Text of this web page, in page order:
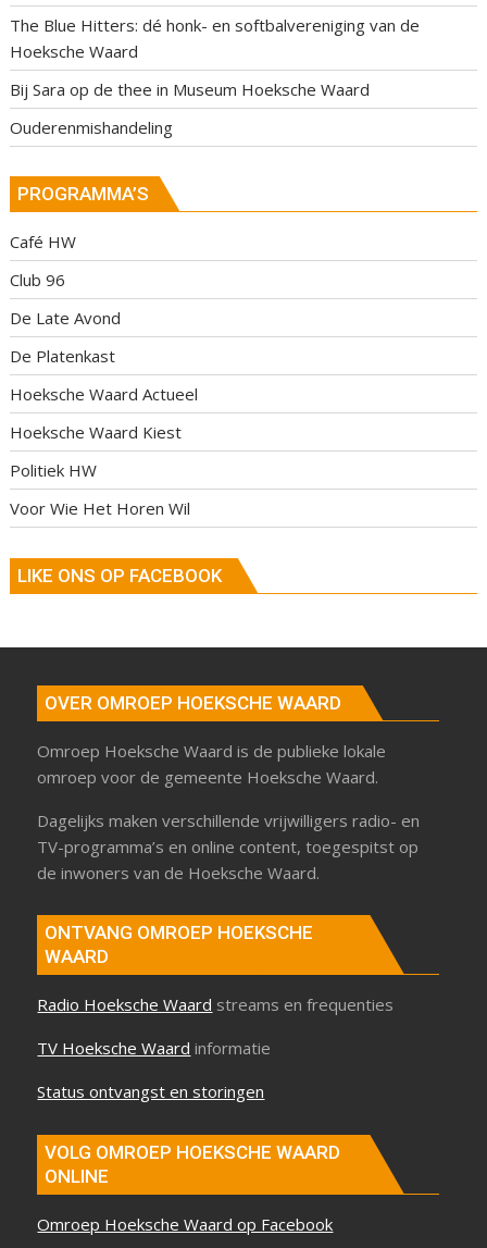
The Blue Hitters: dé honk- en softbalvereniging van de
Hoeksche Waard
Bij Sara op de thee in Museum Hoeksche Waard
Ouderenmishandeling
PROGRAMMA’S
Café HW
Club 96
De Late Avond
De Platenkast
Hoeksche Waard Actueel
Hoeksche Waard Kiest
Politiek HW
Voor Wie Het Horen Wil
LIKE ONS OP FACEBOOK
OVER OMROEP HOEKSCHE WAARD
Omroep Hoeksche Waard is de publieke lokale
omroep voor de gemeente Hoeksche Waard.
Dagelijks maken verschillende vrijwilligers radio- en
TV-programma’s en online content, toegespitst op
de inwoners van de Hoeksche Waard.
ONTVANG OMROEP HOEKSCHE
WAARD
Radio Hoeksche Waard streams en frequenties
TV Hoeksche Waard informatie
Status ontvangst en storingen
VOLG OMROEP HOEKSCHE WAARD
ONLINE
Omroep Hoeksche Waard op Facebook